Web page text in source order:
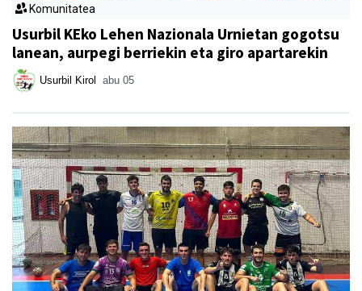
Komunitatea
Usurbil KEko Lehen Nazionala Urnietan gogotsu
lanean, aurpegi berriekin eta giro apartarekin
Usurbil Kirol abu 05